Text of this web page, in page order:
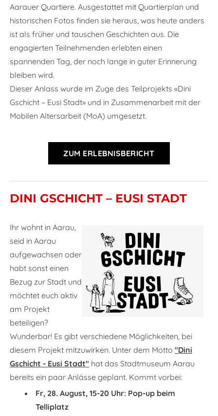
Aarauer Quartiere. Ausgestattet mit Quartierplan und
historischen Fotos finden sie heraus, was heute anders
ist als früher und tauschen Geschichten aus. Die
engagierten Teilnehmenden erlebten einen
spannenden Tag, der noch lange in guter Erinnerung
bleiben wird.
Dieser Anlass wurde im Zuge des Teilprojekts «Dini
Gschicht – Eusi Stadt» und in Zusammenarbeit mit der
Mobilen Altersarbeit (MoA) umgesetzt.
ZUM ERLEBNISBERICHT
DINI GSCHICHT ​– EUSI STADT
Ihr wohnt in Aarau,
seid in Aarau
aufgewachsen oder
habt sonst einen
Bezug zur Stadt und
möchtet euch aktiv
am Projekt
beteiligen?
Wunderbar! Es gibt verschiedene Möglichkeiten, bei
diesem Projekt mitzuwirken. Unter dem Motto "Dini
Gschicht - Eusi Stadt" hat das Stadtmuseum Aarau
bereits ein paar Anlässe geplant. Kommt vorbei:​
Fr, 28. August, 15-20 Uhr: Pop-up beim
Telliplatz